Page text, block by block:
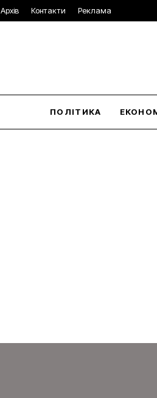
Архів Контакти Реклама
ПОЛІТИКА